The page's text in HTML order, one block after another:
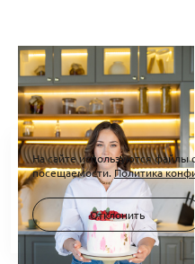
На сайте используются файлы
посещаемости.Политика
Отклонить